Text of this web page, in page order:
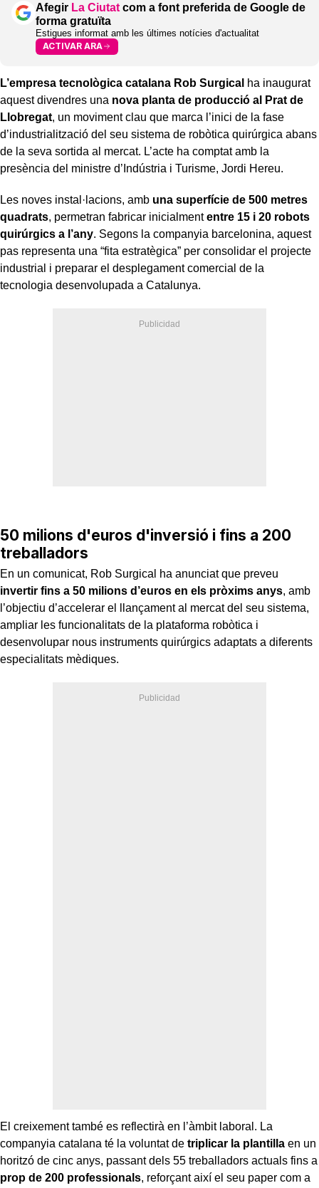
Afegir La Ciutat com a font preferida de Google de
forma gratuïta
Estigues informat amb les últimes notícies d'actualitat
ACTIVAR ARA
L’empresa tecnològica catalana Rob Surgical ha inaugurat
aquest divendres una nova planta de producció al Prat de
Llobregat, un moviment clau que marca l’inici de la fase
d’industrialització del seu sistema de robòtica quirúrgica abans
de la seva sortida al mercat. L’acte ha comptat amb la
presència del ministre d’Indústria i Turisme, Jordi Hereu.
Les noves instal·lacions, amb una superfície de 500 metres
quadrats, permetran fabricar inicialmententre 15 i 20 robots
quirúrgics a l’any. Segons la companyia barcelonina, aquest
pas representa una “fita estratègica” per consolidar el projecte
industrial i preparar el desplegament comercial de la
tecnologia desenvolupada a Catalunya.
50 milions d'euros d'inversió i fins a 200
treballadors
En un comunicat, Rob Surgical ha anunciat que preveu
invertir fins a 50 milions d’euros en els pròxims anys, amb
l’objectiu d’accelerar el llançament al mercat del seu sistema,
ampliar les funcionalitats de la plataforma robòtica i
desenvolupar nous instruments quirúrgics adaptats a diferents
especialitats mèdiques.
El creixement també es reflectirà en l’àmbit laboral. La
companyia catalana té la voluntat de triplicar la plantilla en un
horitzó de cinc anys, passant dels 55 treballadors actuals fins a
prop de 200 professionals, reforçant així el seu paper com a